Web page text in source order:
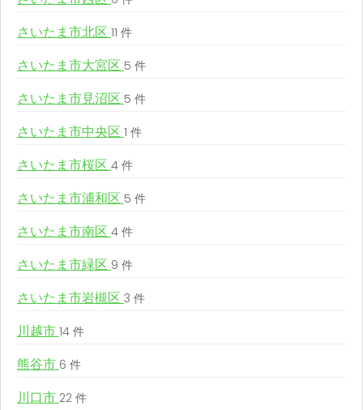
さいたま市北区 11 件
さいたま市大宮区 5 件
さいたま市見沼区 5 件
さいたま市中央区 1 件
さいたま市桜区 4 件
さいたま市浦和区 5 件
さいたま市南区 4 件
さいたま市緑区 9 件
さいたま市岩槻区 3 件
川越市 14 件
熊谷市 6 件
川口市 22 件